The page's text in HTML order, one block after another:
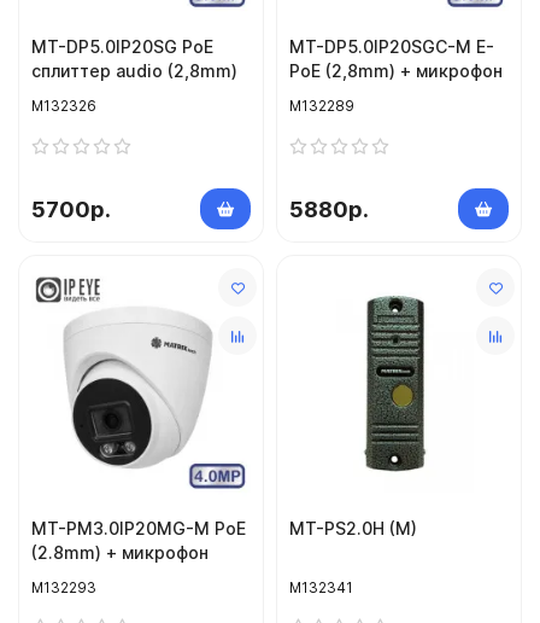
MT-DP5.0IP20SG PoE
сплиттер audio (2,8mm)
M132326
5700р.
MT-DP5.0IP20SGC-M E-
PoE (2,8mm) + микрофон
M132289
5880р.
MT-PM3.0IP20MG-M PoE
(2.8mm) + микрофон
M132293
MT-PS2.0H (M)
M132341